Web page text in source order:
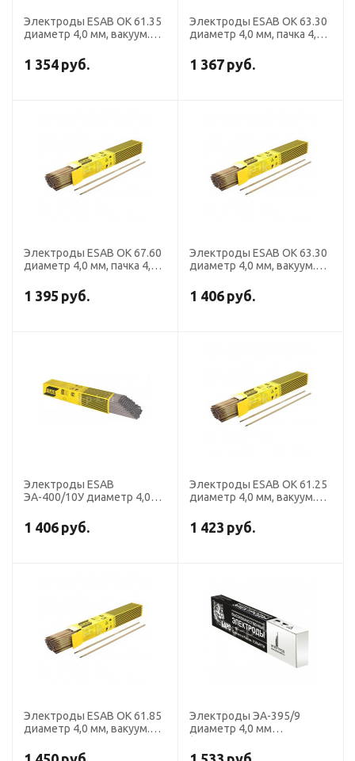
Электроды ESAB OK 61.35
диаметр 4,0 мм, вакуум.уп.
1 354 руб.
Электроды ESAB OK 63.30
диаметр 4,0 мм, пачка 4,3
1 367 руб.
Электроды ESAB ОК 67.60
диаметр 4,0 мм, пачка 4,3
1 395 руб.
Электроды ESAB OK 63.30
диаметр 4,0 мм, вакуум.уп.
1 406 руб.
Электроды ESAB
ЭА-400/10У диаметр 4,0
1 406 руб.
Электроды ESAB OK 61.25
диаметр 4,0 мм, вакуум.уп.
1 423 руб.
Электроды ESAB OK 61.85
диаметр 4,0 мм, вакуум.уп.
Электроды ЭА-395/9
диаметр 4,0 мм
ток, обр. пол.) (пачка 5 кг,